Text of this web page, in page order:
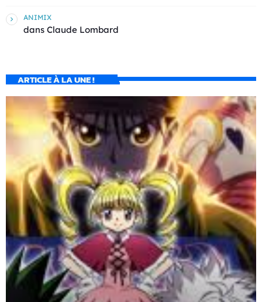
ANIMIX
dans Claude Lombard
ARTICLE À LA UNE !